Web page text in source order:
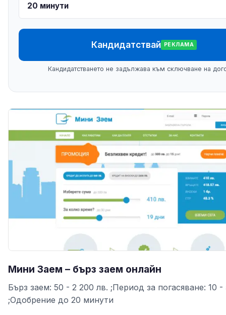
20 минути
Кандидатствай РЕКЛАМА
Кандидатстването не задължава към сключване на
Мини Заем – бърз заем онлайн
Бърз заем: 50 - 2 200 лв. ;Период за погасяване: 10
;Одобрение до 20 минути